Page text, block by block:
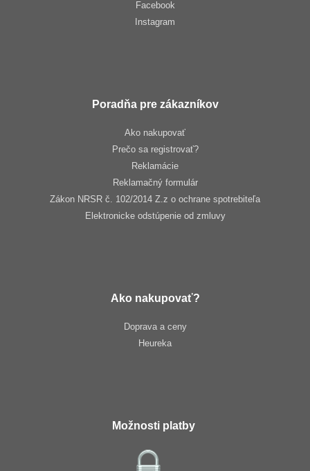
Facebook
Instagram
Poradňa pre zákazníkov
Ako nakupovať
Prečo sa registrovať?
Reklamácie
Reklamačný formulár
Zákon NRSR č. 102/2014 Z.z o ochrane spotrebiteľa
Elektronicke odstúpenie od zmluvy
Ako nakupovať?
Doprava a ceny
Heureka
Možnosti platby